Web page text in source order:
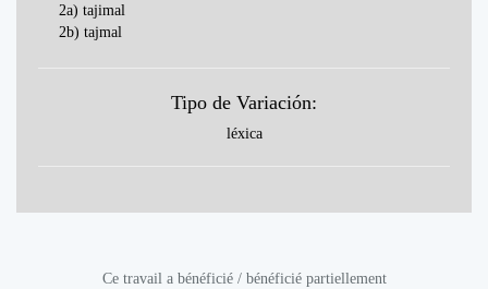
2a) tajimal
2b) tajmal
Tipo de Variación:
léxica
Ce travail a bénéficié / bénéficié partiellement